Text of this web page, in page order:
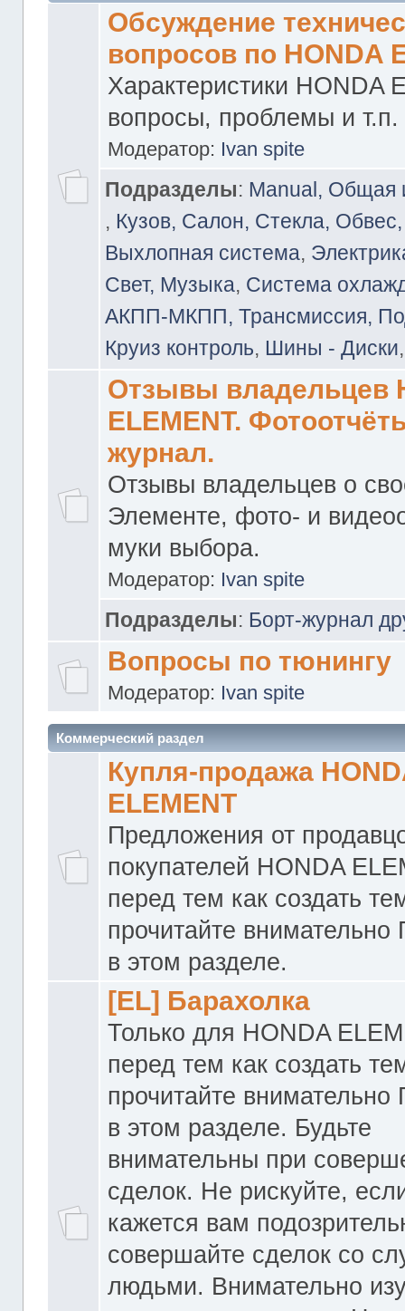
Обсуждение
вопросов по HONDA
Характеристики HONDA
вопросы, проблемы и т.п.
Модератор: Ivan spite
Подразделы: Manual,
, Кузов, Салон, Стекла,
Выхлопная система,
Свет, Музыка, Система
АКПП-МКПП, Трансмиссия,
Круиз контроль, Шины - Диски
Отзывы владельцев
ELEMENT.
журнал.
Отзывы владельцев о
Элементе, фото- и
муки выбора.
Модератор: Ivan spite
Подразделы: Борт-журнал
Вопросы по тюнингу
Модератор: Ivan spite
Коммерческий раздел
Купля-продажа
ELEMENT
Предложения от
покупателей HONDA
перед тем как создать
прочитайте
в этом разделе.
[EL] Барахолка
Только для HONDA
перед тем как создать
прочитайте
в этом разделе. Будьте
внимательны при
сделок. Не рискуйте,
кажется вам
совершайте сделок со
людьми. Внимательно